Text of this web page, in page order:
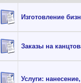
Изготовление
Заказы на
Услуги: